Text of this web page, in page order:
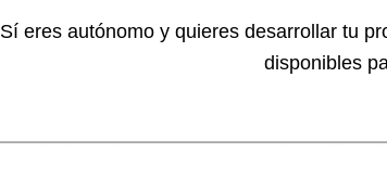
Sí eres autónomo y quieres desarrollar tu
disponibles